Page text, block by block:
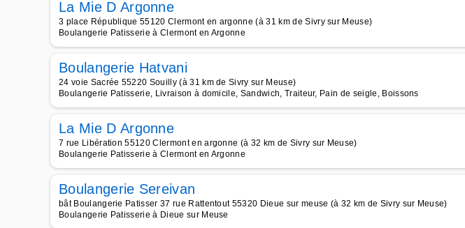
La Mie D Argonne
3 place République 55120 Clermont en argonne (à 31 km de Sivry sur Meuse)
Boulangerie Patisserie à Clermont en Argonne
Boulangerie Hatvani
24 voie Sacrée 55220 Souilly (à 31 km de Sivry sur Meuse)
Boulangerie Patisserie, Livraison à domicile, Sandwich, Traiteur, Pain de seigle, Boissons
La Mie D Argonne
7 rue Libération 55120 Clermont en argonne (à 32 km de Sivry sur Meuse)
Boulangerie Patisserie à Clermont en Argonne
Boulangerie Sereivan
bât Boulangerie Patisser 37 rue Rattentout 55320 Dieue sur meuse (à 32 km de Sivry sur Meuse)
Boulangerie Patisserie à Dieue sur Meuse